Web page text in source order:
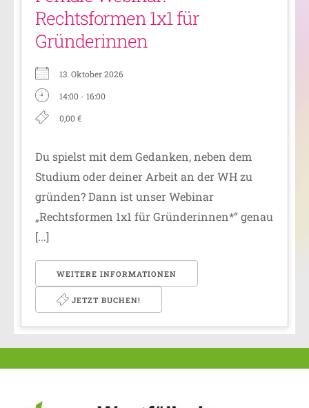
Rechtsformen 1x1 für
Gründerinnen
13. Oktober 2026
14:00 - 16:00
0,00 €
Du spielst mit dem Gedanken, neben dem
Studium oder deiner Arbeit an der WH zu
gründen? Dann ist unser Webinar
„Rechtsformen 1x1 für Gründerinnen*“ genau
[...]
WEITERE INFORMATIONEN
JETZT BUCHEN!